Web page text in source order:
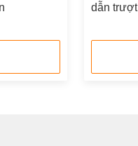
dẫn trượt